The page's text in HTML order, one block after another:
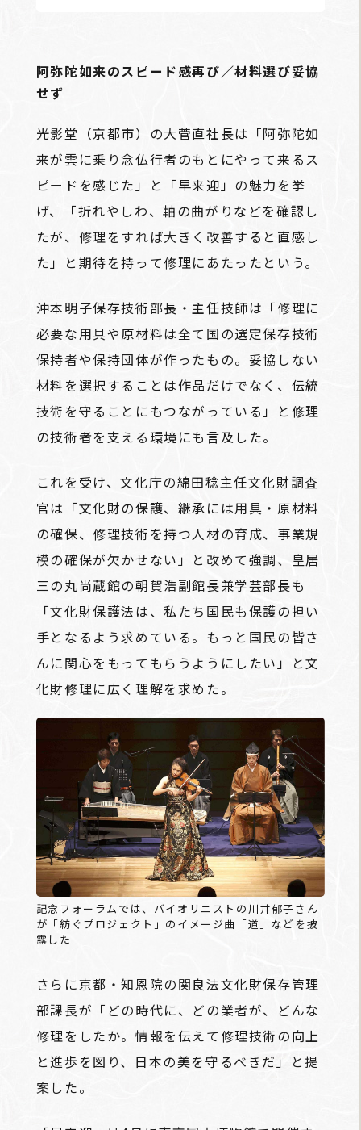
阿弥陀如来のスピード感再び／材料選び妥協
せず
光影堂（京都市）の大菅直社長は「阿弥陀如
来が雲に乗り念仏行者のもとにやって来るス
ピードを感じた」と「早来迎」の魅力を挙
げ、「折れやしわ、軸の曲がりなどを確認し
たが、修理をすれば大きく改善すると直感し
た」と期待を持って修理にあたったという。
沖本明子保存技術部長・主任技師は「修理に
必要な用具や原材料は全て国の選定保存技術
保持者や保持団体が作ったもの。妥協しない
材料を選択することは作品だけでなく、伝統
技術を守ることにもつながっている」と修理
の技術者を支える環境にも言及した。
これを受け、文化庁の綿田稔主任文化財調査
官は「文化財の保護、継承には用具・原材料
の確保、修理技術を持つ人材の育成、事業規
模の確保が欠かせない」と改めて強調、皇居
三の丸尚蔵館の朝賀浩副館長兼学芸部長も
「文化財保護法は、私たち国民も保護の担い
手となるよう求めている。もっと国民の皆さ
んに関心をもってもらうようにしたい」と文
化財修理に広く理解を求めた。
記念フォーラムでは、バイオリニストの川井郁子さん
が「紡ぐプロジェクト」のイメージ曲「道」などを披
露した
さらに京都・知恩院の関良法文化財保存管理
部課長が「どの時代に、どの業者が、どんな
修理をしたか。情報を伝えて修理技術の向上
と進歩を図り、日本の美を守るべきだ」と提
案した。